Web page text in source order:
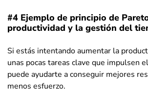
#4 Ejemplo de principio de
productividad y la gestión del
Si estás intentando aumentar la
unas pocas tareas clave que impulsen
puede ayudarte a conseguir mejores
menos esfuerzo.